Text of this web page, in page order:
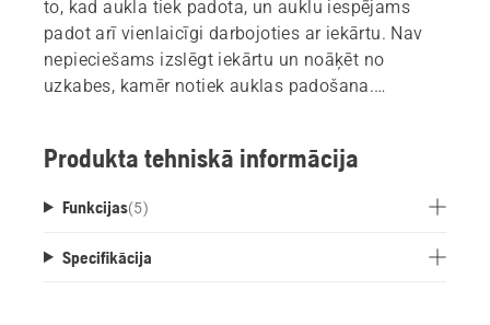
to, kad aukla tiek padota, un auklu iespējams
padot arī vienlaicīgi darbojoties ar iekārtu. Nav
nepieciešams izslēgt iekārtu un noāķēt no
uzkabes, kamēr notiek auklas padošana.
Produkta tehniskā informācija
Funkcijas(5)
Specifikācija